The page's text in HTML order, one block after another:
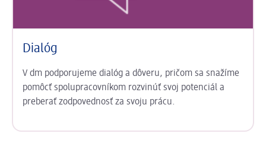
Dialóg
V dm podporujeme dialóg a dôveru, pričom sa snažíme
pomôcť spolupracovníkom rozvinúť svoj potenciál a
preberať zodpovednosť za svoju prácu.